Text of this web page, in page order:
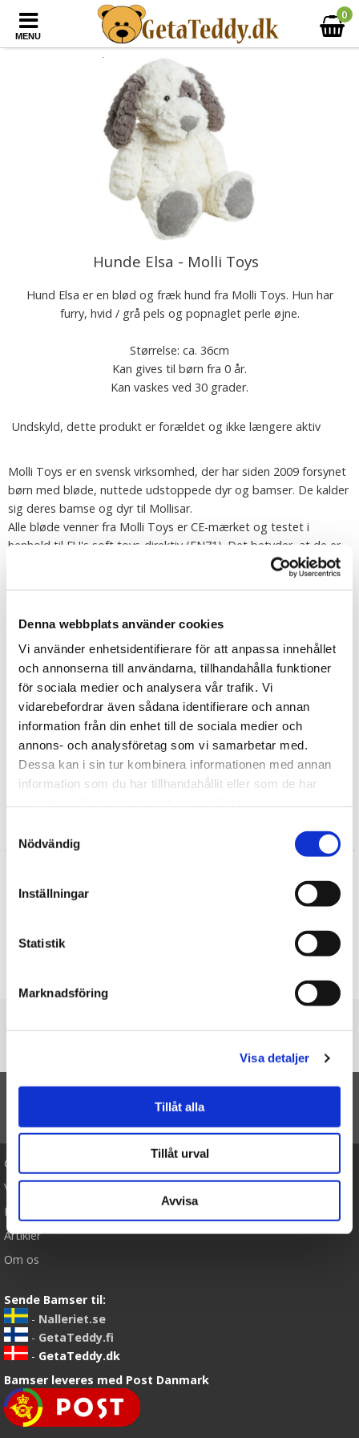
Denna webbplats använder cookies
Vi använder enhetsidentifierare för att anpassa innehållet
och annonserna till användarna, tillhandahålla funktioner
för sociala medier och analysera vår trafik. Vi
vidarebefordrar även sådana identifierare och annan
information från din enhet till de sociala medier och
annons- och analysföretag som vi samarbetar med.
Dessa kan i sin tur kombinera informationen med annan
information som du har tillhandahållit eller som de har
Nödvändig
Inställningar
Statistik
Marknadsföring
Visa detaljer
Tillåt alla
Tillåt urval
Avvisa
MENU
0
Hunde Elsa - Molli Toys
Hund Elsa er en blød og fræk hund fra Molli Toys. Hun har
furry, hvid / grå pels og popnaglet perle øjne.
Størrelse: ca. 36cm
Kan gives til børn fra 0 år.
Kan vaskes ved 30 grader.
Undskyld, dette produkt er forældet og ikke længere aktiv
Molli Toys er en svensk virksomhed, der har siden 2009 forsynet
børn med bløde, nuttede udstoppede dyr og bamser. De kalder
sig deres bamse og dyr til Mollisar.
Alle bløde venner fra Molli Toys er CE-mærket og testet i
henhold til EU's soft toys-direktiv (EN71). Det betyder, at de er
børnesikrede - ingen skarpe detaljer er til stede. Øjne, næser,
sømme og detaljer er trækstyrke. De er blevet testet og
og alle materialer, herunder farver, er ikke giftige.
Fortælle
Find mere
Hunde tøjdyr
Molli Toys
Plysdyr
Leveringen gik perfekt, og hunden er bare så dejlig
TIL TOP
Cookies
Varemærker
Købsvilkår
Artikler
Om os
Sende Bamser til:
- Nalleriet.se
- GetaTeddy.fi
- GetaTeddy.dk
Bamser leveres med Post Danmark